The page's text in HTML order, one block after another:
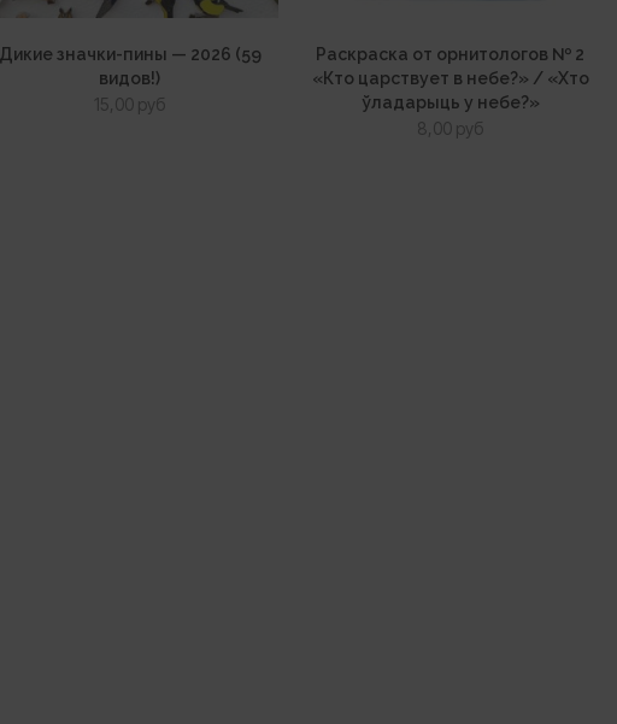
Дикие значки-пины — 2026 (59
видов!)
15,00 руб
Раскраска от орнитологов № 2
«Кто царствует в небе?» / «Хто
ўладарыць у небе?»
8,00 руб